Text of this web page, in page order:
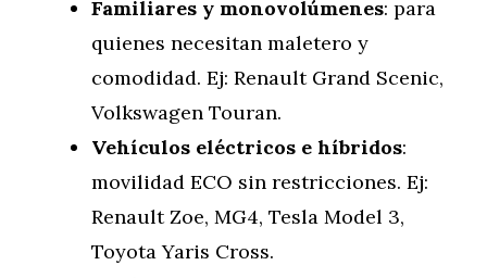
Familiares y monovolúmenes: para
quienes necesitan maletero y
comodidad. Ej: Renault Grand Scenic,
Volkswagen Touran.
Vehículos eléctricos e híbridos:
movilidad ECO sin restricciones. Ej:
Renault Zoe, MG4, Tesla Model 3,
Toyota Yaris Cross.